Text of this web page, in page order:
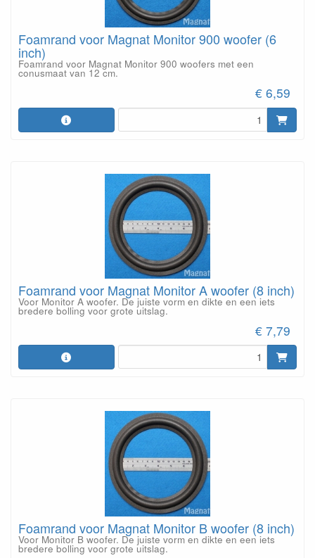
Foamrand voor Magnat Monitor 900 woofer (6
inch)
Foamrand voor Magnat Monitor 900 woofers met een
conusmaat van 12 cm.
€ 6,59
Foamrand voor Magnat Monitor A woofer (8 inch)
Voor Monitor A woofer. De juiste vorm en dikte en een iets
bredere bolling voor grote uitslag.
€ 7,79
Foamrand voor Magnat Monitor B woofer (8 inch)
Voor Monitor B woofer. De juiste vorm en dikte en een iets
bredere bolling voor grote uitslag.